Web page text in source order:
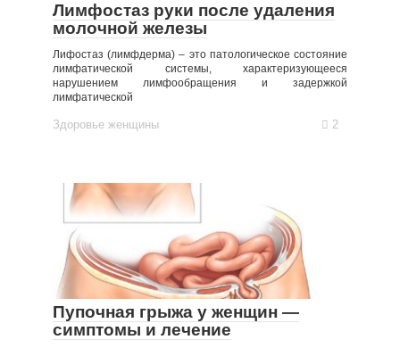
Лимфостаз руки после удаления
молочной железы
Лифостаз (лимфдерма) – это патологическое состояние
лимфатической системы, характеризующееся
нарушением лимфообращения и задержкой
лимфатической
Здоровье женщины 2
Пупочная грыжа у женщин —
симптомы и лечение